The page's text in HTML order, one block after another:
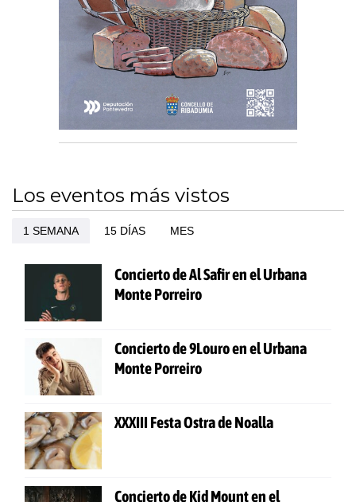
Los eventos más vistos
1 SEMANA 15 DÍAS MES
Concierto de Al Safir en el Urbana
Monte Porreiro
Concierto de 9Louro en el Urbana
Monte Porreiro
XXXIII Festa Ostra de Noalla
Concierto de Kid Mount en el